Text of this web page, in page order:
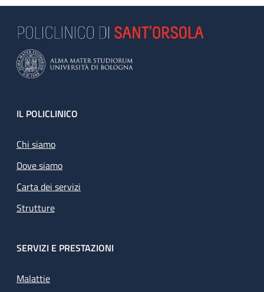
Footer
IL POLICLINICO
Chi siamo
Dove siamo
Carta dei servizi
Strutture
SERVIZI E PRESTAZIONI
Malattie